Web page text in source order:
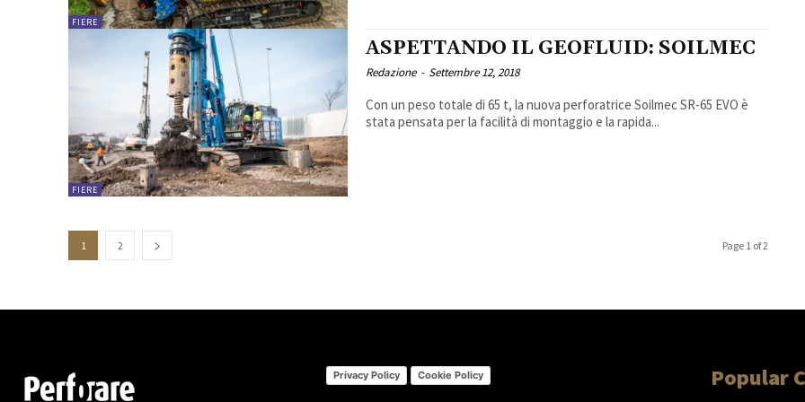
FIERE
FIERE
ASPETTANDO IL GEOFLUID: SOILMEC
Redazione - Settembre 12, 2018
Con un peso totale di 65 t, la nuova perforatrice Soilmec SR-65 EVO è
stata pensata per la facilità di montaggio e la rapida...
1 2 Page 1 of 2
Privacy Policy Cookie Policy Popular